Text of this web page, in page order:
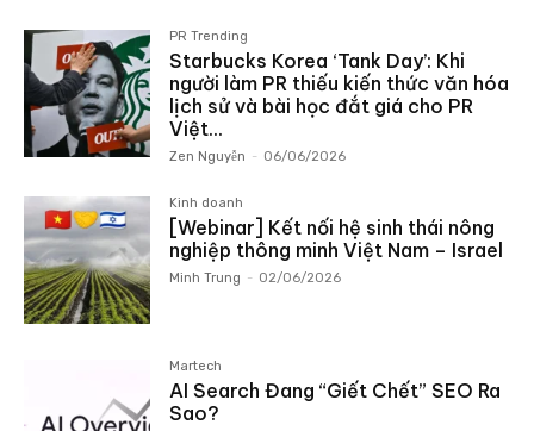
PR Trending
Starbucks Korea ‘Tank Day’: Khi
người làm PR thiếu kiến thức văn hóa
lịch sử và bài học đắt giá cho PR
Việt...
Zen Nguyễn - 06/06/2026
Kinh doanh
[Webinar] Kết nối hệ sinh thái nông
nghiệp thông minh Việt Nam – Israel
Minh Trung - 02/06/2026
Martech
AI Search Đang “Giết Chết” SEO Ra
Sao?